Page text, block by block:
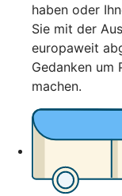
haben oder
Sie mit der
europaweit
Gedanken um
machen.